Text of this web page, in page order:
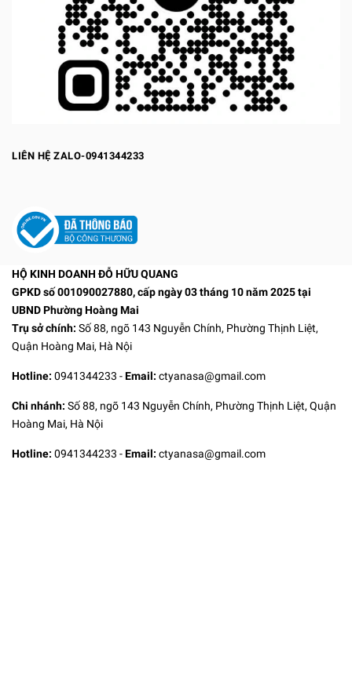
LIÊN HỆ ZALO-0941344233
HỘ KINH DOANH ĐỖ HỮU QUANG
GPKD số 001090027880, cấp ngày 03 tháng 10 năm 2025 tại
UBND Phường Hoàng Mai
Trụ sở chính: Số 88, ngõ 143 Nguyễn Chính, Phường Thịnh Liệt,
Quận Hoàng Mai, Hà Nội
Hotline: 0941344233 -Email: ctyanasa@gmail.com
Chi nhánh: Số 88, ngõ 143 Nguyễn Chính, Phường Thịnh Liệt, Quận
Hoàng Mai, Hà Nội
Hotline: 0941344233 -Email: ctyanasa@gmail.com